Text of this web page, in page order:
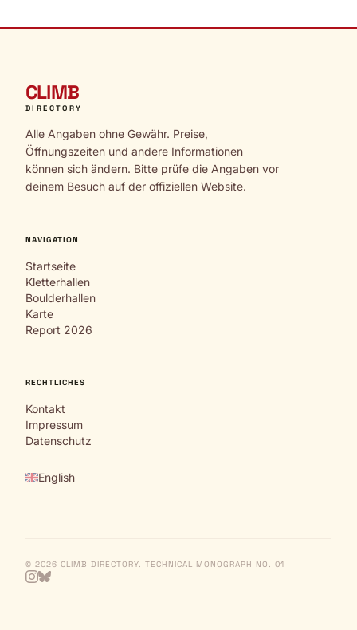
CLIMB
DIRECTORY
Alle Angaben ohne Gewähr. Preise,
Öffnungszeiten und andere Informationen
können sich ändern. Bitte prüfe die Angaben vor
deinem Besuch auf der offiziellen Website.
NAVIGATION
Startseite
Kletterhallen
Boulderhallen
Karte
Report 2026
RECHTLICHES
Kontakt
Impressum
Datenschutz
English
© 2026 CLIMB DIRECTORY. TECHNICAL MONOGRAPH NO. 01